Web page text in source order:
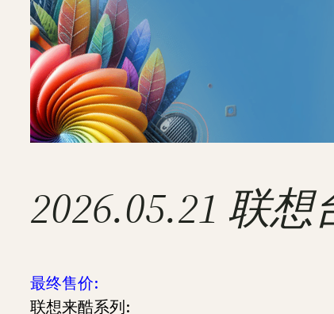
2026.05.21 联
最终售价:
联想来酷系列: